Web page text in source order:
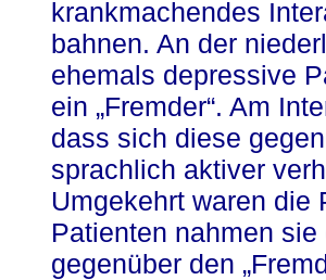
krankmachendes
bahnen. An der
ehemals depressive
ein „Fremder“. Am
dass sich diese
sprachlich aktiver
Umgekehrt waren die
Patienten nahmen
gegenüber den